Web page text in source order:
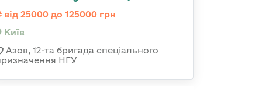
від 25000 до 125000 грн
Київ
Азов, 12-та бригада спеціального
НГУ